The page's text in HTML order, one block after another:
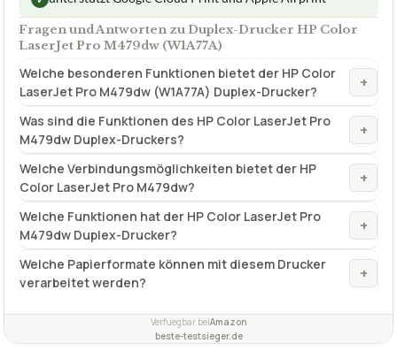
Fragen und Antworten zu Duplex-Drucker HP Color
LaserJet Pro M479dw (W1A77A)
Welche besonderen Funktionen bietet der HP Color
LaserJet Pro M479dw (W1A77A) Duplex-Drucker?
+
Was sind die Funktionen des HP Color LaserJet Pro
M479dw Duplex-Druckers?
+
Welche Verbindungsmöglichkeiten bietet der HP
Color LaserJet Pro M479dw?
+
Welche Funktionen hat der HP Color LaserJet Pro
M479dw Duplex-Drucker?
+
Welche Papierformate können mit diesem Drucker
verarbeitet werden?
+
Verfuegbar beiAmazon
beste-testsieger.de